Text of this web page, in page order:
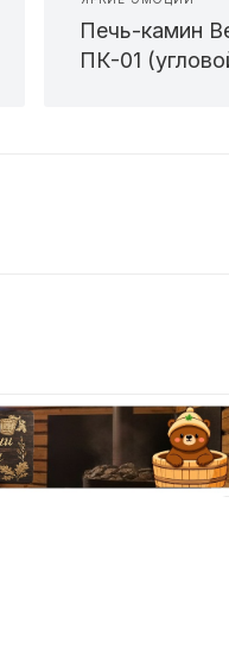
Печь-камин
ПК-01